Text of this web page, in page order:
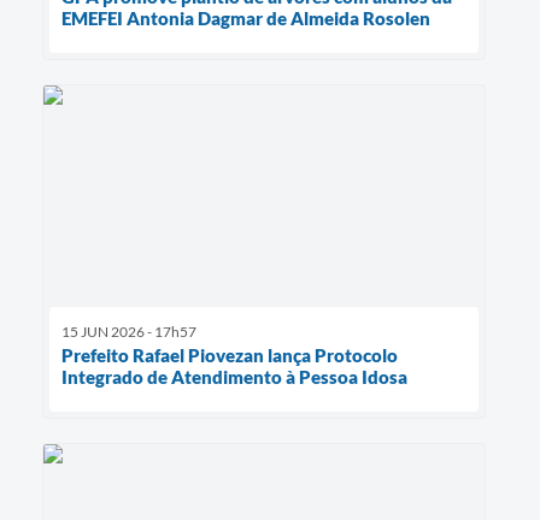
EMEFEI Antonia Dagmar de Almeida Rosolen
15 JUN 2026 - 17h57
Prefeito Rafael Piovezan lança Protocolo
Integrado de Atendimento à Pessoa Idosa